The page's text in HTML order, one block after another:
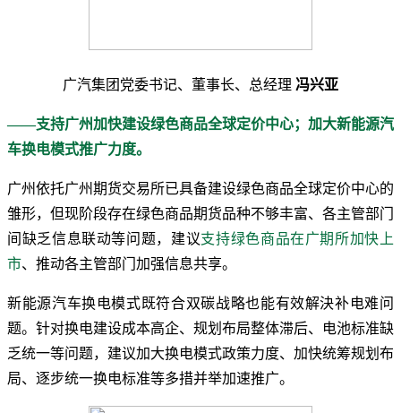
广汽集团党委书记、董事长、总经理 冯兴亚
——支持广州加快建设绿色商品全球定价中心；加大新能源汽
车换电模式推广力度。
广州依托广州期货交易所已具备建设绿色商品全球定价中心的
雏形，但现阶段存在绿色商品期货品种不够丰富、各主管部门
间缺乏信息联动等问题，建议支持绿色商品在广期所加快上
市、推动各主管部门加强信息共享。
新能源汽车换电模式既符合双碳战略也能有效解決补电难问
题。针对换电建设成本高企、规划布局整体滞后、电池标准缺
乏统一等问题，建议加大换电模式政策力度、加快统筹规划布
局、逐步统一换电标准等多措并举加速推广。